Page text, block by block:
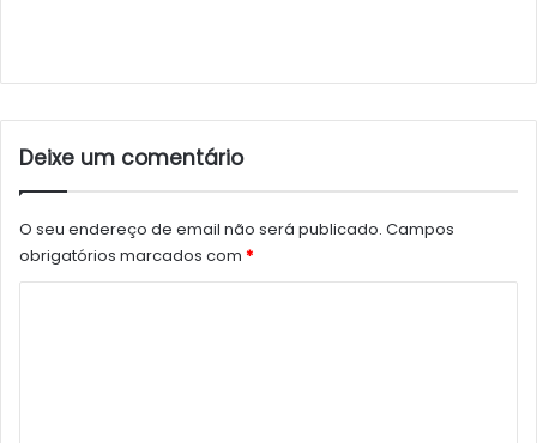
Deixe um comentário
O seu endereço de email não será publicado. Campos
obrigatórios marcados com *